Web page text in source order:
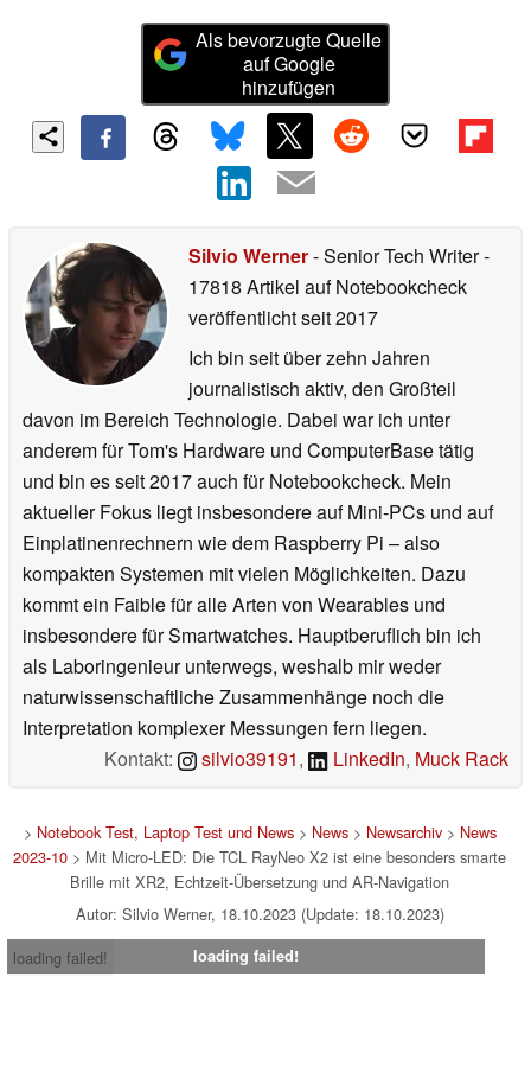
Als bevorzugte Quelle
auf Google
hinzufügen
Silvio Werner- Senior Tech Writer-
17818 Artikel auf Notebookcheck
veröffentlichtseit 2017
Ich bin seit über zehn Jahren
journalistisch aktiv, den Großteil
davon im Bereich Technologie. Dabei war ich unter
anderem für Tom's Hardware und ComputerBase tätig
und bin es seit 2017 auch für Notebookcheck. Mein
aktueller Fokus liegt insbesondere auf Mini-PCs und auf
Einplatinenrechnern wie dem Raspberry Pi – also
kompakten Systemen mit vielen Möglichkeiten. Dazu
kommt ein Faible für alle Arten von Wearables und
insbesondere für Smartwatches. Hauptberuflich bin ich
als Laboringenieur unterwegs, weshalb mir weder
naturwissenschaftliche Zusammenhänge noch die
Interpretation komplexer Messungen fern liegen.
Kontakt:
silvio39191, LinkedIn, Muck Rack
> Notebook Test, Laptop Test und News> News> Newsarchiv> News
2023-10 > Mit Micro-LED: Die TCL RayNeo X2 ist eine besonders smarte
Brille mit XR2, Echtzeit-Übersetzung und AR-Navigation
Autor: Silvio Werner, 18.10.2023 (Update: 18.10.2023)
loading failed!
loading failed!